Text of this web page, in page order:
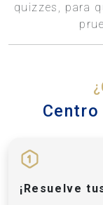
quizzes, para
¡Resuelve